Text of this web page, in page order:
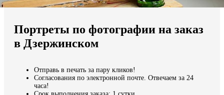
Мы доставляем по всему миру
Продолжить без города
Портреты по фотографии на заказ
в Дзержинском
Отправь в печать за пару кликов!
Согласования по электронной почте. Отвечаем за 24
часа!